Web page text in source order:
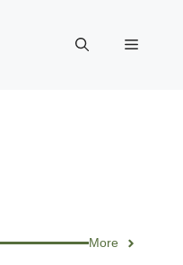
Menu
More